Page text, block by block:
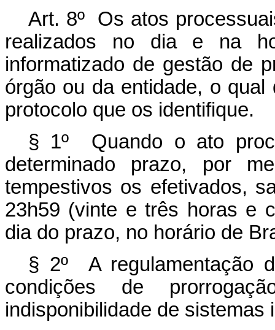
Art. 8º Os atos
realizados no dia e na
informatizado de gestão de
órgão ou da entidade, o
protocolo que os identifique.
§ 1º Quando o ato
determinado prazo, por
tempestivos os efetivados,
23h59 (vinte e três horas e
dia do prazo, no horário de
§ 2º A regulamentação
condições de
indisponibilidade de sistemas